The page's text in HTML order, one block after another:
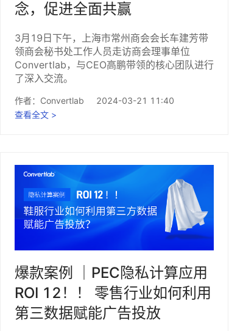
念，促进全面共赢
3月19日下午，上海市常州商会会长车建芳带
领商会秘书处工作人员走访商会理事单位
Convertlab，与CEO高鹏带领的核心团队进行
了深入交流。
作者： Convertlab
2024-03-21 11:40
查看全文 >
爆款案例 ｜PEC隐私计算应用
ROI 12！！ 零售行业如何利用
第三数据赋能广告投放